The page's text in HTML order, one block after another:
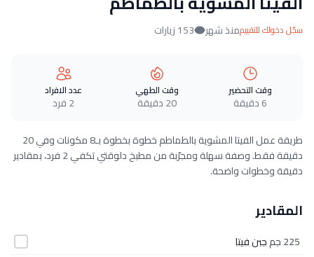
سجّل دخولك للتقييممنذ شهر 153 زيارات
وقت التحضير
6 دقيقة
وقت الطهي
20 دقيقة
عدد الافراد
2 فرد
طريقة عمل الفيتا المشوية بالطماطم خطوة بخطوة بـ8 مكونات وفي 20
دقيقة فقط. وصفة سهلة ومجرّبة من مطبخ دلوقتي تكفي 2 فرد، بمقادير
دقيقة وخطوات واضحة.
المقادير
225 جم
جبن فيتا